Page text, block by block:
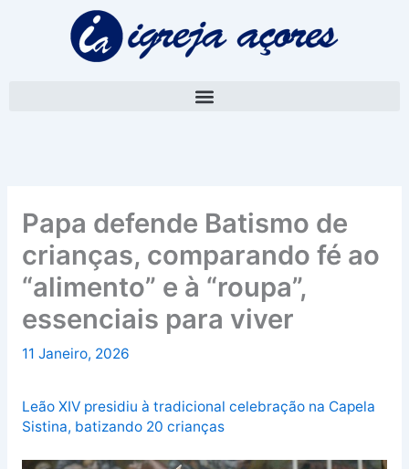
Papa defende Batismo de
crianças, comparando fé ao
“alimento” e à “roupa”,
essenciais para viver
11 Janeiro, 2026
Leão XIV presidiu à tradicional celebração na Capela
Sistina, batizando 20 crianças